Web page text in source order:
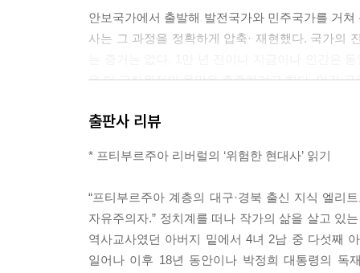
안보국가에서 출발해 발전국가와 민주국가를 거
사는 그 과정을 정확하게 압축· 재현했다. 국가의
음 더 고차원적인 욕망을 충족하려고 한다. 인간 공
진 마시라. 자매보다는 형제가 죽기 살기로 싸우는
으로 4?19를 좋아하고 5?16은 싫어한다. 하지만
다. 어쩌면 둘 모두 일어날 수밖에 없는 일이었는
일으킨 욕망과 5?16이 만든 변화보다 훌륭하다고
출판사 리뷰
* 프티부르주아 리버럴의 ‘위험한 현대사’ 읽기
“프티부르주아 계층의 대구·경북 출신 지식 엘리
자유주의자.” 정치계를 떠나 작가의 삶을 살고 있
역사교사였던 아버지 밑에서 4녀 2남 중 다섯째
일어나 이후 18년 동안이나 박정희 대통령의 독